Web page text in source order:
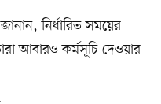
নির্ধারিত সময়ের
আবারও কর্মসূচি দেওয়ার